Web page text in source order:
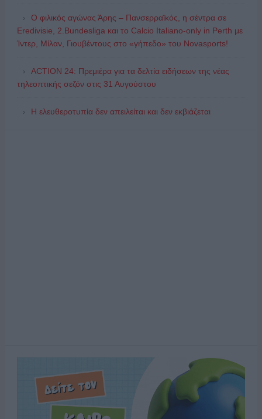
Ο φιλικός αγώνας Άρης – Πανσερραϊκός, η σέντρα σε
Eredivisie, 2.Bundesliga και το Calcio Italiano-only in Perth με
Ίντερ, Μίλαν, Γιουβέντους στο «γήπεδο» του Novasports!
ACTION 24: Πρεμιέρα για τα δελτία ειδήσεων της νέας
τηλεοπτικής σεζόν στις 31 Αυγούστου
Η ελευθεροτυπία δεν απειλείται και δεν εκβιάζεται